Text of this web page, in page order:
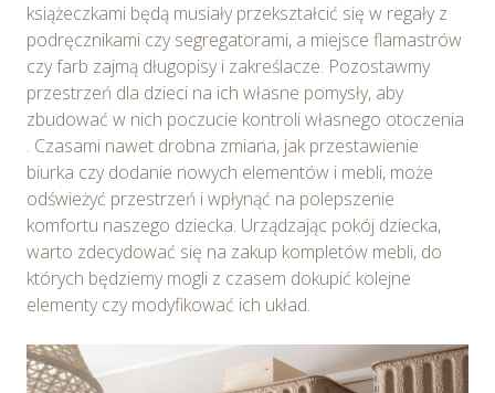
książeczkami będą musiały przekształcić się w regały z
podręcznikami czy segregatorami, a miejsce flamastrów
czy farb zajmą długopisy i zakreślacze. Pozostawmy
przestrzeń dla dzieci na ich własne pomysły, aby
zbudować w nich poczucie kontroli własnego otoczenia
. Czasami nawet drobna zmiana, jak przestawienie
biurka czy dodanie nowych elementów i mebli, może
odświeżyć przestrzeń i wpłynąć na polepszenie
komfortu naszego dziecka. Urządzając pokój dziecka,
warto zdecydować się na zakup kompletów mebli, do
których będziemy mogli z czasem dokupić kolejne
elementy czy modyfikować ich układ.